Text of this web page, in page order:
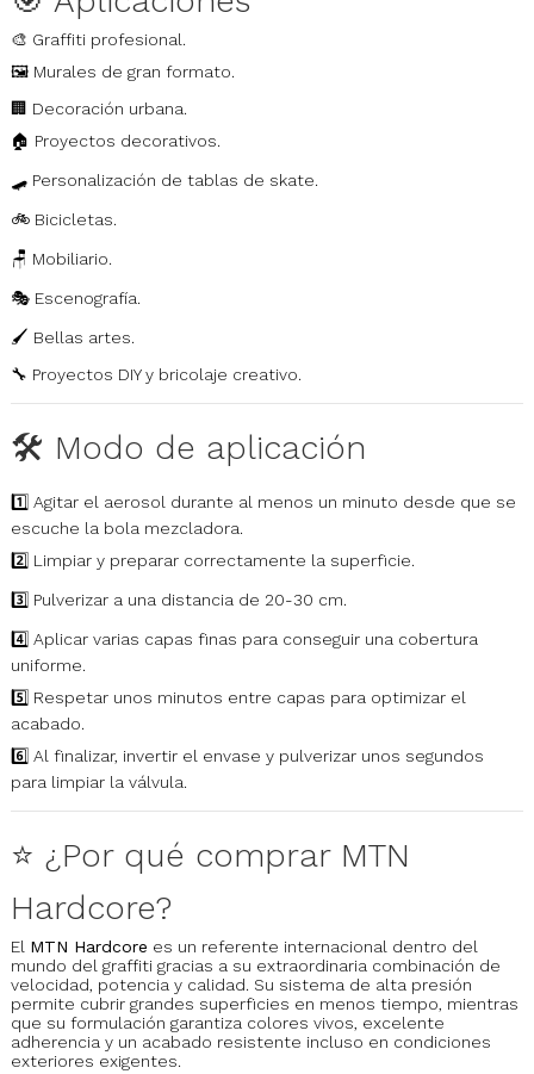
🎨 Graffiti profesional.
🖼️ Murales de gran formato.
🏢 Decoración urbana.
🏠 Proyectos decorativos.
🛹 Personalización de tablas de skate.
🚲 Bicicletas.
🪑 Mobiliario.
🎭 Escenografía.
🖌️ Bellas artes.
🔧 Proyectos DIY y bricolaje creativo.
🛠️ Modo de aplicación
1️⃣ Agitar el aerosol durante al menos un minuto desde que se
escuche la bola mezcladora.
2️⃣ Limpiar y preparar correctamente la superficie.
3️⃣ Pulverizar a una distancia de 20-30 cm.
4️⃣ Aplicar varias capas finas para conseguir una cobertura
uniforme.
5️⃣ Respetar unos minutos entre capas para optimizar el
acabado.
6️⃣ Al finalizar, invertir el envase y pulverizar unos segundos
para limpiar la válvula.
⭐ ¿Por qué comprar MTN
Hardcore?
El MTN Hardcore es un referente internacional dentro del
mundo del graffiti gracias a su extraordinaria combinación de
velocidad, potencia y calidad. Su sistema de alta presión
permite cubrir grandes superficies en menos tiempo, mientras
que su formulación garantiza colores vivos, excelente
adherencia y un acabado resistente incluso en condiciones
exteriores exigentes.